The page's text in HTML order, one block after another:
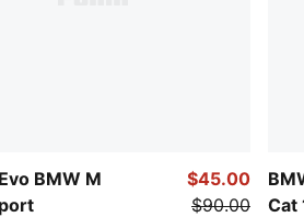
BMW M
$45.00
$90.00
Cat